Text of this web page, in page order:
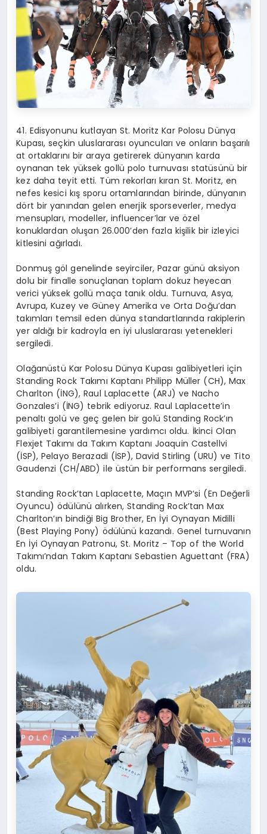
41. Edisyonunu kutlayan St. Moritz Kar Polosu Dünya
Kupası, seçkin uluslararası oyuncuları ve onların başarılı
at ortaklarını bir araya getirerek dünyanın karda
oynanan tek yüksek gollü polo turnuvası statüsünü bir
kez daha teyit etti. Tüm rekorları kıran St. Moritz, en
nefes kesici kış sporu ortamlarından birinde, dünyanın
dört bir yanından gelen enerjik sporseverler, medya
mensupları, modeller,influencer’lar veözel
konuklardan oluşan 26.000’den fazla kişilik bir izleyici
kitlesini ağırladı.
Donmuş göl genelinde seyirciler,Pazargünü aksiyon
dolu bir finalle sonuçlanan toplam dokuz heyecan
verici yüksek gollü maça tanıkoldu. Turnuva, Asya,
Avrupa, Kuzey ve Güney Amerika ve Orta Doğu’dan
takımları temsil eden dünya standartlarında rakiplerin
yer aldığı bir kadroyla en iyi uluslararası yetenekleri
sergiledi.
Olağanüstü Kar Polosu Dünya Kupası galibiyetleri için
Standing Rock Takımı Kaptanı Philipp Müller (CH), Max
Charlton (İNG),Raul Laplacette (ARJ) ve Nacho
Gonzales’i (İNG) tebrik ediyoruz.Raul Laplacette’in
penaltı golü ve geç gelen bir golü Standing Rock’ın
galibiyeti garantilemesine yardımcı oldu. İkinci Olan
Flexjet Takımı da Takım Kaptanı Joaquin Castellvi
(İSP), Pelayo Berazadi (İSP), DavidStirling (URU) ve Tito
Gaudenzi (CH/ABD) ile üstün bir performans sergiledi.
Standing Rock’tan Laplacette, Maçın MVP’si (En Değerli
Oyuncu)ödülünü alırken,Standing Rock’tan Max
Charlton’ın bindiği Big Brother, En İyi Oynayan Midilli
(Best Playing Pony) ödülünü kazandı. Genel turnuvanın
En İyi Oynayan Patronu, St.Moritz – Top of the World
Takımı’ndan Takım KaptanıSebastien Aguettant (FRA)
oldu.